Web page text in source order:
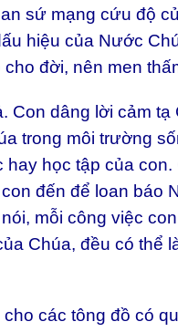
sứ mạng cứu độ
hiệu của Nước
đời, nên men
dâng lời cảm tạ
trong môi trường
hay học tập của
đến để loan báo
mỗi công việc
Chúa, đều có thể
các tông đồ có